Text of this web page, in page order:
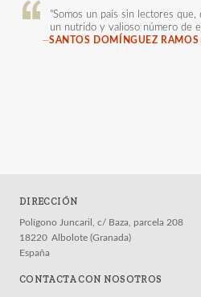
"Somos un país sin lectores
un nutrido y valioso número de
—SANTOS DOMÍNGUEZ RAMOS
DIRECCIÓN
Polígono Juncaril, c/ Baza, parcela 208
18220 Albolote (Granada)
España
CONTACTA CON NOSOTROS